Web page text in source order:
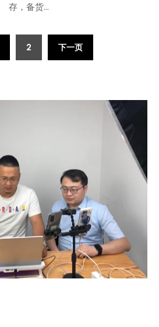
存，备货…
2 下一页